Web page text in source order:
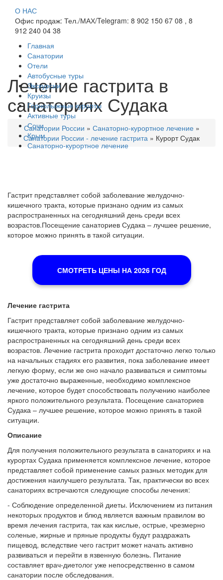
О НАС
Офис продаж: Тел./МАХ/Telegram: 8 902 150 67 08 , 8
912 240 04 38
Главная
Санатории
Отели
Автобусные туры
Экскурсии
Круизы
Горнолыжные курорты
Активные туры
Сочи
Крым
Санаторно-курортное лечение
Лечение гастрита в
санаториях Судака
Санатории России » Санаторно-курортное лечение»
Санатории России - лечение гастрита » Курорт Судак
Гастрит представляет собой заболевание желудочно-
кишечного тракта, которые признано одним из самых
распространенных на сегодняшний день среди всех
возрастов.Посещение санаториев Судака – лучшее решение,
которое можно принять в такой ситуации.
СМОТРЕТЬ ЦЕНЫ НА 2026 ГОД
Лечение гастрита
Гастрит представляет собой заболевание желудочно-
кишечного тракта, которые признано одним из самых
распространенных на сегодняшний день среди всех
возрастов. Лечение гастрита проходит достаточно легко только
на начальных стадиях его развития, пока заболевание имеет
легкую форму, если же оно начало развиваться и симптомы
уже достаточно выраженные, необходимо комплексное
лечение, которое будет способствовать получению наиболее
яркого положительного результата. Посещение санаториев
Судака – лучшее решение, которое можно принять в такой
ситуации.
Описание
Для получения положительного результата в санаториях и на
курортах Судака применяется комплексное лечение, которое
представляет собой применение самых разных методик для
достижения наилучшего результата. Так, практически во всех
санаториях встречаются следующие способы лечения:
- Соблюдение определенной диеты. Исключением из питания
некоторых продуктов и блюд является важным правилом во
время лечения гастрита, так как кислые, острые, чрезмерно
соленые, жирные и пряные продукты будут раздражать
пищевод, вследствие чего гастрит может начать активно
развиваться и перейти в язвенную болезнь. Питание
составляет врач-диетолог уже непосредственно в самом
санатории после обследования.